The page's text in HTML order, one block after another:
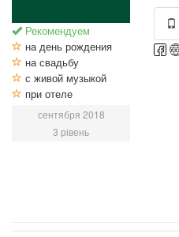
Рекомендуем
на день рождения
на свадьбу
с живой музыкой
при отеле
сентября 2018
3 рівень